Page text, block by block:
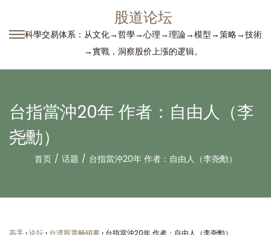
到
到
股道论坛
科學交易体系：从文化→哲學→心理→理論→模型→策略→技術
→實戰，洞察股价上漲的逻辑。
台指當沖20年 作者：自由人（李
尧勳）
首页 / 话题 / 台指當沖20年 作者：自由人（李尧勳）
高手›论坛› 台湾股票畅销書› 台指當沖20年 作者：自由人（李尧勳）